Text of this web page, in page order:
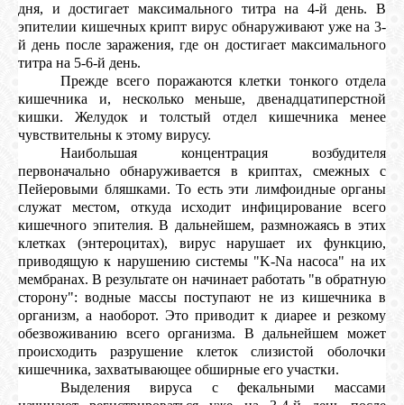
дня, и достигает максимального титра на 4-й день. В
эпителии кишечных крипт вирус обнаруживают уже на 3-
й день после заражения, где он достигает максимального
титра на 5-6-й день.
Прежде всего поражаются клетки тонкого отдела
кишечника и, несколько меньше, двенадцатиперстной
кишки. Желудок и толстый отдел кишечника менее
чувствительны к этому вирусу.
Наибольшая концентрация возбудителя
первоначально обнаруживается в криптах, смежных с
Пейеровыми бляшками. То есть эти лимфоидные органы
служат местом, откуда исходит инфицирование всего
кишечного эпителия. В дальнейшем, размножаясь в этих
клетках (энтероцитах), вирус нарушает их функцию,
приводящую к нарушению системы "K-Na насоса" на их
мембранах. В результате он начинает работать "в обратную
сторону": водные массы поступают не из кишечника в
организм, а наоборот. Это приводит к диарее и резкому
обезвоживанию всего организма. В дальнейшем может
происходить разрушение клеток слизистой оболочки
кишечника, захватывающее обширные его участки.
Выделения вируса с фекальными массами